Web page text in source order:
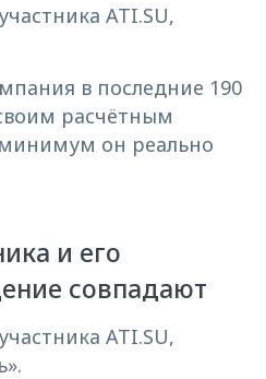
ATI.SU,
в последние 190
расчётным
минимум он реально
и его
совпадают
ATI.SU,